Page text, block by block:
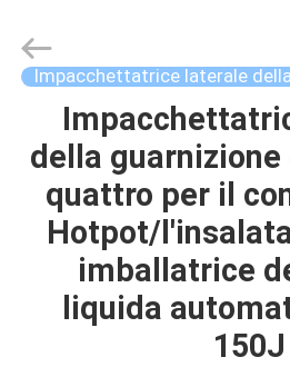
CASA
PRODOTTI
CIRCA
Yiming
Machinery
Co.,Ltd..Impacchettatrice laterale
della
quattro per il
Hotpot/
imballatrice
liquida
150J